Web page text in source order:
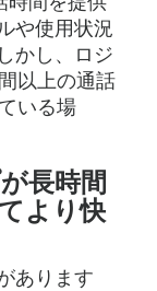
や使用状況
かし、ロジ
以上の通話
いる場
長時間
より快
あります